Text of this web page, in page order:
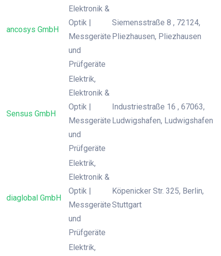
ancosys GmbH
Elektronik &
Optik |
Messgeräte
und
Prüfgeräte
Siemensstraße 8 , 72124,
Pliezhausen, Pliezhausen
Sensus GmbH
Elektrik,
Elektronik &
Optik |
Messgeräte
und
Prüfgeräte
Industriestraße 16 , 67063,
Ludwigshafen, Ludwigshafen
diaglobal GmbH
Elektrik,
Elektronik &
Optik |
Messgeräte
und
Prüfgeräte
Köpenicker Str. 325, Berlin,
Stuttgart
Elektrik,